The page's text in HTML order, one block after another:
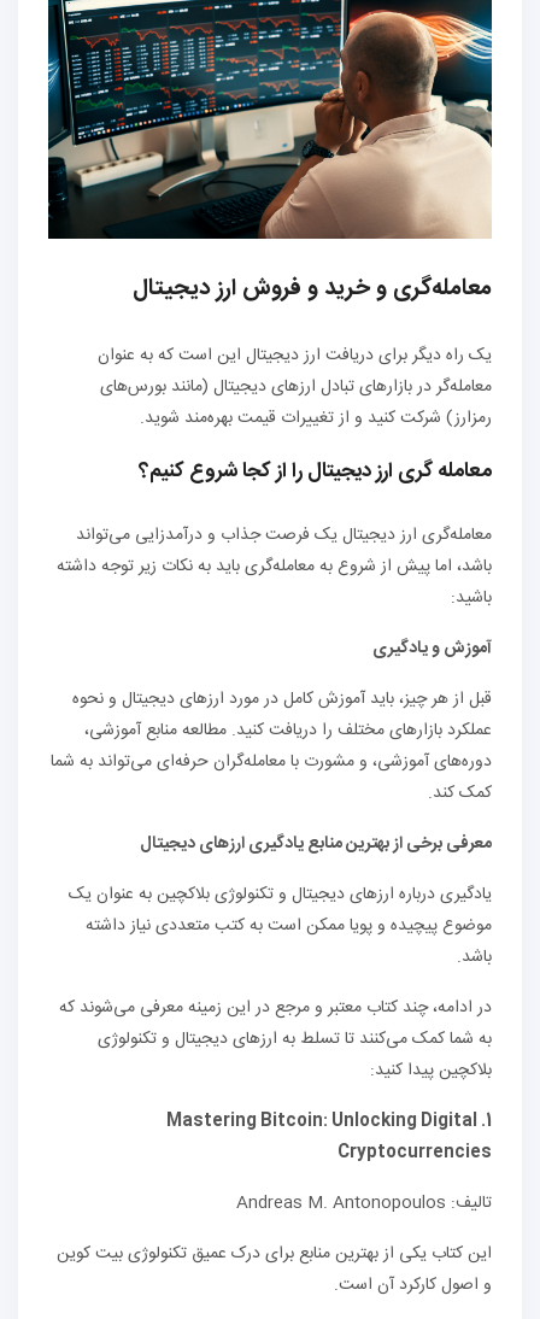
معامله‌گری و خرید و فروش ارز دیجیتال
یک راه دیگر برای دریافت ارز دیجیتال این است که به عنوان
معامله‌گر در بازارهای تبادل ارزهای دیجیتال (مانند بورس‌های
رمزارز) شرکت کنید و از تغییرات قیمت بهره‌مند شوید.
معامله گری ارز دیجیتال را از کجا شروع کنیم؟
معامله‌گری ارز دیجیتال یک فرصت جذاب و درآمدزایی می‌تواند
باشد، اما پیش از شروع به معامله‌گری باید به نکات زیر توجه داشته
باشید:
آموزش و یادگیری
قبل از هر چیز، باید آموزش کامل در مورد ارزهای دیجیتال و نحوه
عملکرد بازارهای مختلف را دریافت کنید. مطالعه منابع آموزشی،
دوره‌های آموزشی، و مشورت با معامله‌گران حرفه‌ای می‌تواند به شما
کمک کند.
معرفی برخی از بهترین منابع یادگیری ارزهای دیجیتال
یادگیری درباره ارزهای دیجیتال و تکنولوژی بلاکچین به عنوان یک
موضوع پیچیده و پویا ممکن است به کتب متعددی نیاز داشته
باشد.
در ادامه، چند کتاب معتبر و مرجع در این زمینه معرفی می‌شوند که
به شما کمک می‌کنند تا تسلط به ارزهای دیجیتال و تکنولوژی
بلاکچین پیدا کنید:
1.
Mastering Bitcoin: Unlocking Digital
Cryptocurrencies
تالیف: Andreas M. Antonopoulos
این کتاب یکی از بهترین منابع برای درک عمیق تکنولوژی بیت کوین
و اصول کارکرد آن است.